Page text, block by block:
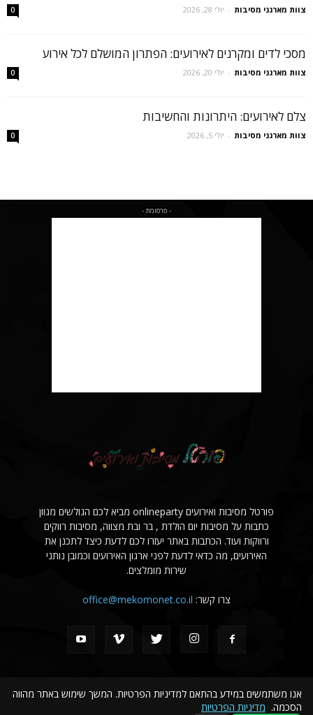
צוות מארגני מסיבות - יולי 28, 2026 0
מסכי לדים ומקרנים לאירועים: הפתרון המושלם לכל אירוע
צוות מארגני מסיבות - יולי 20, 2026 0
צלם לאירועים: היתרונות והחשיבות
צוות מארגני מסיבות - יולי 5, 2026 0
- פרסומת -
פורטל מסיבות ואירועים onlineparty מביא לכם הגולשים מגוון
כתבות על מסיבות יום הולדת , בר ובת מצווה, מסיבות רווקים
ורווקות ועוד. הכתבות באתר יעזרו לכם לדעת כיצד לתכנן את
האירועים, מה כדאי לדעת לפני ארגון האירועים וכמובן נותני
שירות מומלצים.
צרו קשר: office@mekomonet.co.il
פרסמו אצלנו פרסום עסקים בקבוצת מקומונט
אנו משתמשים במידע בהתאם למדיניות הפרטיות. המשך שימוש באתר מהווה
הסכמה. מדיניות הפרטיות